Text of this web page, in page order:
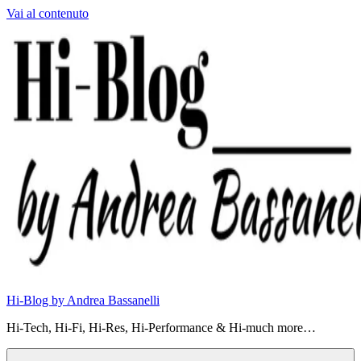
Vai al contenuto
Hi-Blog by Andrea Bassanelli
Hi-Tech, Hi-Fi, Hi-Res, Hi-Performance & Hi-much more…